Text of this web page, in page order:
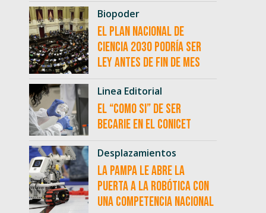
Biopoder
El Plan Nacional de
Ciencia 2030 podría ser
ley antes de fin de mes
Linea Editorial
El “como si” de ser
becarie en el CONICET
Desplazamientos
La Pampa le abre la
puerta a la robótica con
una competencia nacional